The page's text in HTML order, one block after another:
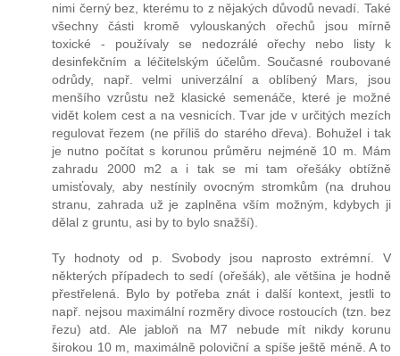
nimi černý bez, kterému to z nějakých důvodů nevadí. Také
všechny části kromě vylouskaných ořechů jsou mírně
toxické - používaly se nedozrálé ořechy nebo listy k
desinfekčním a léčitelským účelům. Současné roubované
odrůdy, např. velmi univerzální a oblíbený Mars, jsou
menšího vzrůstu než klasické semenáče, které je možné
vidět kolem cest a na vesnicích. Tvar jde v určitých mezích
regulovat řezem (ne příliš do starého dřeva). Bohužel i tak
je nutno počítat s korunou průměru nejméně 10 m. Mám
zahradu 2000 m2 a i tak se mi tam ořešáky obtížně
umisťovaly, aby nestínily ovocným stromkům (na druhou
stranu, zahrada už je zaplněna vším možným, kdybych ji
dělal z gruntu, asi by to bylo snažší).
Ty hodnoty od p. Svobody jsou naprosto extrémní. V
některých případech to sedí (ořešák), ale většina je hodně
přestřelená. Bylo by potřeba znát i další kontext, jestli to
např. nejsou maximální rozměry divoce rostoucích (tzn. bez
řezu) atd. Ale jabloň na M7 nebude mít nikdy korunu
širokou 10 m, maximálně poloviční a spíše ještě méně. A to